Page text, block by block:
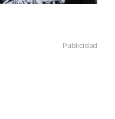
Publicidad